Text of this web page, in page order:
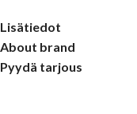
Lisätiedot
About brand
Pyydä tarjous